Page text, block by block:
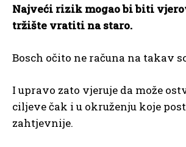
Najveći rizik mogao bi biti
tržište vratiti na staro.
Bosch očito ne računa na takav
I upravo zato vjeruje da može
ciljeve čak i u okruženju koje
zahtjevnije.